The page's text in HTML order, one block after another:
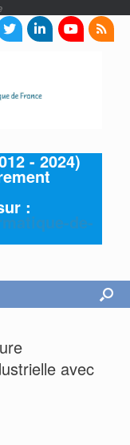
- 2024)
:
de-
avec